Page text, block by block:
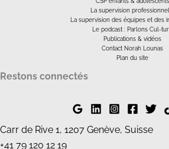
La supervision
La supervision des équipes et des
Le podcast : Parlons Cul-
Publications & vidéos
Contact Norah Lounas
Plan du site
Restons connectés
Carr de Rive 1, 1207 Genève, Suisse
+41 79 120 12 19